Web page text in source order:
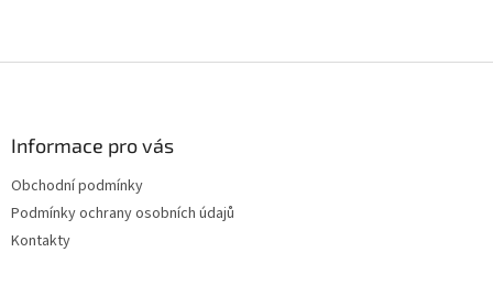
Informace pro vás
Obchodní podmínky
Podmínky ochrany osobních údajů
Kontakty